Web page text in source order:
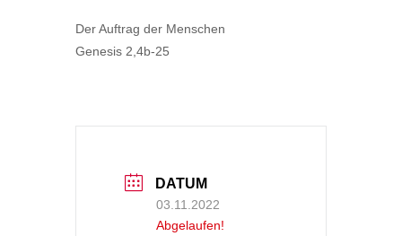
Der Auftrag der Menschen
Genesis 2,4b-25
DATUM
03.11.2022
Abgelaufen!